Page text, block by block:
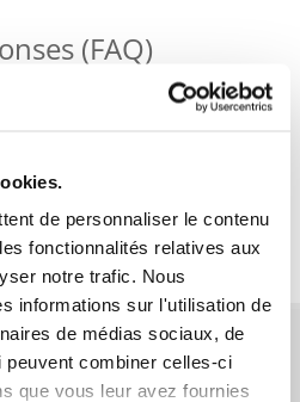
de personnaliser le contenu
fonctionnalités relatives aux
notre trafic. Nous
informations sur l'utilisation de
de médias sociaux, de
peuvent combiner celles-ci
que vous leur avez fournies
(FAQ)